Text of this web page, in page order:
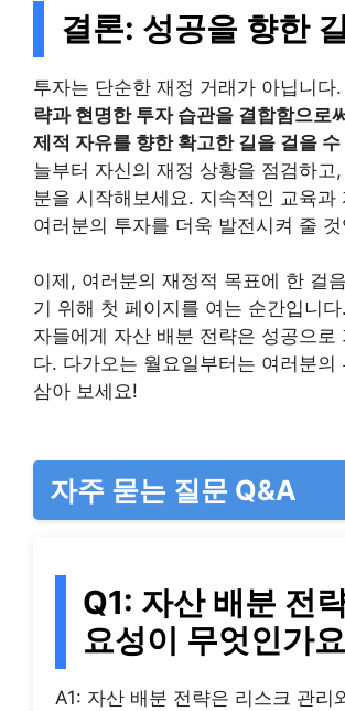
결론: 성공을 향한 길
투자는 단순한 재정 거래가 아닙니다.
략과 현명한 투자 습관을 결합함으로
제적 자유를 향한 확고한 길을 걸을
늘부터 자신의 재정 상황을 점검하고
분을 시작해보세요. 지속적인 교육과
여러분의 투자를 더욱 발전시켜 줄
이제, 여러분의 재정적 목표에 한 걸
기 위해 첫 페이지를 여는 순간입니
자들에게 자산 배분 전략은 성공으로
다. 다가오는 월요일부터는 여러분의
삼아 보세요!
자주 묻는 질문 Q&A
Q1: 자산 배분 전
요성이 무엇인가
A1: 자산 배분 전략은 리스크 관리